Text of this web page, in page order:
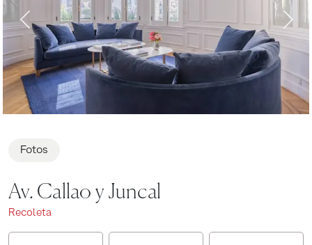
Fotos
Av. Callao y Juncal
Recoleta